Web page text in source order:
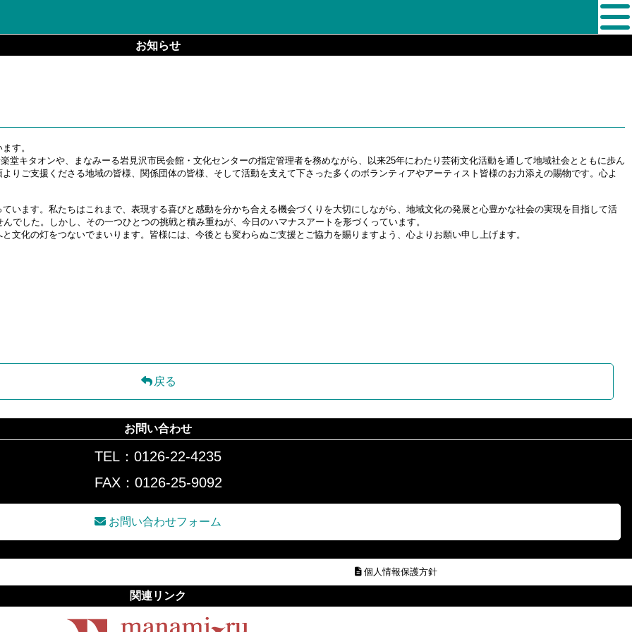
お知らせ
す。
キタオンや、まなみーる岩見沢市民会館・文化センターの指定管理者を務めながら、以来25年にわたり芸術文化活動を通して地域社会とともに歩ん
りご支援くださる地域の皆様、関係団体の皆様、そして活動を支えて下さった多くのボランティアやアーティスト皆様のお力添えの賜物です。心よ
ます。私たちはこれまで、表現する喜びと感動を分かち合える機会づくりを大切にしながら、地域文化の発展と心豊かな社会の実現を目指して活
でした。しかし、その一つひとつの挑戦と積み重ねが、今日のハマナスアートを形づくっています。
化の灯をつないでまいります。皆様には、今後とも変わらぬご支援とご協力を賜りますよう、心よりお願い申し上げます。
戻る
お問い合わせ
TEL：0126-22-4235
FAX：0126-25-9092
お問い合わせフォーム
個人情報保護方針
関連リンク